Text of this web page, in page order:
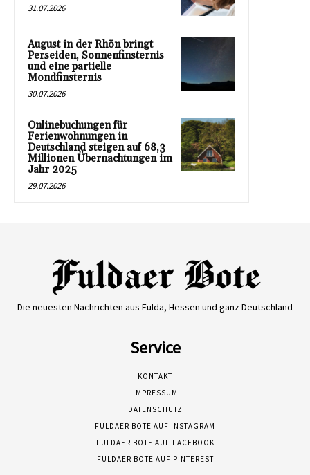
31.07.2026
August in der Rhön bringt
Perseiden, Sonnenfinsternis
und eine partielle
Mondfinsternis
30.07.2026
Onlinebuchungen für
Ferienwohnungen in
Deutschland steigen auf 68,3
Millionen Übernachtungen im
Jahr 2025
29.07.2026
Die neuesten Nachrichten aus Fulda, Hessen und ganz Deutschland
Service
KONTAKT
IMPRESSUM
DATENSCHUTZ
FULDAER BOTE AUF INSTAGRAM
FULDAER BOTE AUF FACEBOOK
FULDAER BOTE AUF PINTEREST